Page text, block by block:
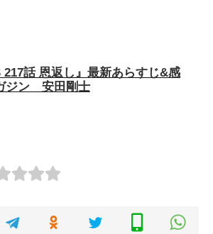
217話 恩返し』最新あらすじ&感
ジン 安田剛士